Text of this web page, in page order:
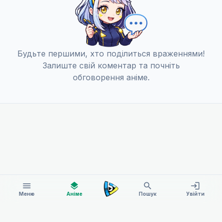
menu
Меню
layers
Аніме
search
Пошук
login
Увійти
Будьте першими, хто поділиться враженнями!
Залиште свій коментар та почніть
обговорення аніме.